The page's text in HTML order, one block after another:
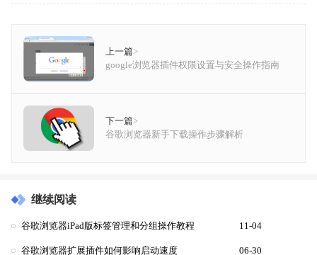
上一篇>
google浏览器插件权限设置与安全操作指南
下一篇>
谷歌浏览器新手下载操作步骤解析
继续阅读
谷歌浏览器iPad版标签管理和分组操作教程 11-04
谷歌浏览器扩展插件如何影响启动速度 06-30